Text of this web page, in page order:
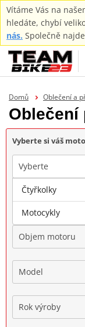
Vítáme Vás na
hledáte, chybí
nás. Společně
Domů Oblečení a
Oblečení
Vyberte si váš
Vyberte
Značka
Objem motoru
Model
Rok výroby
Čtyřkolky
Motocykly